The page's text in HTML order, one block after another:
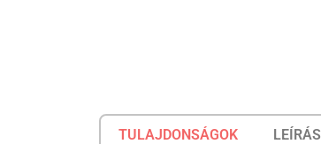
TULAJDONSÁGOK LEÍRÁS